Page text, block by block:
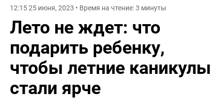
12:15 25 июня, 2023 • Время на чтение: 3 минуты
Лето не ждет: что
подарить ребенку,
чтобы летние каникулы
стали ярче